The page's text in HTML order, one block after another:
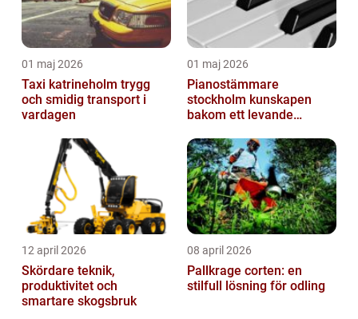
01 maj 2026
Taxi katrineholm trygg
och smidig transport i
vardagen
01 maj 2026
Pianostämmare
stockholm kunskapen
bakom ett levande
12 april 2026
Skördare teknik,
produktivitet och
smartare skogsbruk
08 april 2026
Pallkrage corten: en
stilfull lösning för odling